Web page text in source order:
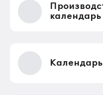
календарь
Календарь